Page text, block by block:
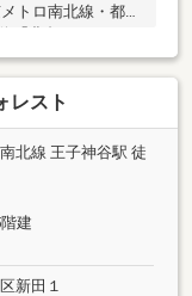
トロ南北線・都電
豊島三丁目」か
「豊島八丁目」か
ン履歴＞＞2023
ン・給湯器 2016
レ、防水パン＜＜
園等が徒歩3分以
ビニやスーパ
ものは近場で揃う
王子駅 再開発予
レスト
北線 王子神谷駅 徒
建
新田１